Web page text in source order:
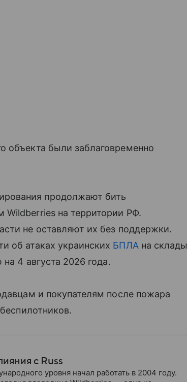
объекта были заблаговременно
продолжают бить
Wildberries на территории РФ.
не оставляют их без поддержки.
об атаках украинских БПЛА на склады
4 августа 2026 года.
и покупателям после пожара
с Russ
уровня начал работать в 2004 году.